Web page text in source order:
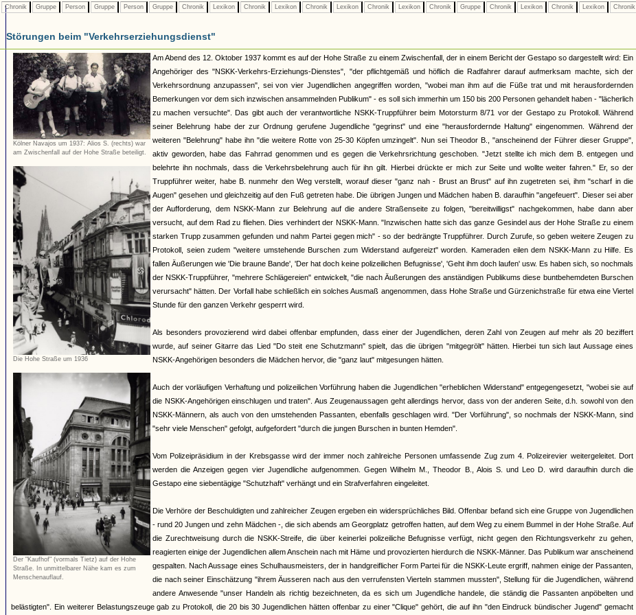
Chronik Gruppe Person Gruppe Person Gruppe Chronik Lexikon Chronik Lexikon Chronik Lexikon Chronik Lexikon Chronik Gruppe Chronik Lexikon Chronik Lexikon Chronik
Störungen beim "Verkehrserziehungsdienst"
Kölner Navajos um 1937: Alios S. (rechts) war
am Zwischenfall auf der Hohe Straße beteiligt.
Die Hohe Straße um 1936
Der "Kaufhof" (vormals Tietz) auf der Hohe
Straße. In unmittelbarer Nähe kam es zum
Menschenauflauf.
Am Abend des 12. Oktober 1937 kommt es auf der Hohe Straße zu einem Zwischenfall, der in einem Bericht der Gestapo so dargestellt wird: Ein
Angehöriger des "NSKK-Verkehrs-Erziehungs-Dienstes", "der pflichtgemäß und höflich die Radfahrer darauf aufmerksam machte, sich der
Verkehrsordnung anzupassen", sei von vier Jugendlichen angegriffen worden, "wobei man ihm auf die Füße trat und mit herausfordernden
Bemerkungen vor dem sich inzwischen ansammelnden Publikum" - es soll sich immerhin um 150 bis 200 Personen gehandelt haben - "lächerlich
zu machen versuchte". Das gibt auch der verantwortliche NSKK-Truppführer beim Motorsturm 8/71 vor der Gestapo zu Protokoll. Während
seiner Belehrung habe der zur Ordnung gerufene Jugendliche "gegrinst" und eine "herausfordernde Haltung" eingenommen. Während der
weiteren "Belehrung" habe ihn "die weitere Rotte von 25-30 Köpfen umzingelt". Nun sei Theodor B., "anscheinend der Führer dieser Gruppe",
aktiv geworden, habe das Fahrrad genommen und es gegen die Verkehrsrichtung geschoben. "Jetzt stellte ich mich dem B. entgegen und
belehrte ihn nochmals, dass die Verkehrsbelehrung auch für ihn gilt. Hierbei drückte er mich zur Seite und wollte weiter fahren." Er, so der
Truppführer weiter, habe B. nunmehr den Weg verstellt, worauf dieser "ganz nah - Brust an Brust" auf ihn zugetreten sei, ihm "scharf in die
Augen" gesehen und gleichzeitig auf den Fuß getreten habe. Die übrigen Jungen und Mädchen haben B. daraufhin "angefeuert". Dieser sei aber
der Aufforderung, dem NSKK-Mann zur Belehrung auf die andere Straßenseite zu folgen, "bereitwilligst" nachgekommen, habe dann aber
versucht, auf dem Rad zu fliehen. Dies verhindert der NSKK-Mann. "Inzwischen hatte sich das ganze Gesindel aus der Hohe Straße zu einem
starken Trupp zusammen gefunden und nahm Partei gegen mich" - so der bedrängte Truppführer. Durch Zurufe, so geben weitere Zeugen zu
Protokoll, seien zudem "weitere umstehende Burschen zum Widerstand aufgereizt" worden. Kameraden eilen dem NSKK-Mann zu Hilfe. Es
fallen Äußerungen wie 'Die braune Bande', 'Der hat doch keine polizeilichen Befugnisse', 'Geht ihm doch laufen' usw. Es haben sich, so nochmals
der NSKK-Truppführer, "mehrere Schlägereien" entwickelt, "die nach Äußerungen des anständigen Publikums diese buntbehemdeten Burschen
verursacht" hätten. Der Vorfall habe schließlich ein solches Ausmaß angenommen, dass Hohe Straße und Gürzenichstraße für etwa eine Viertel
Stunde für den ganzen Verkehr gesperrt wird.
Als besonders provozierend wird dabei offenbar empfunden, dass einer der Jugendlichen, deren Zahl von Zeugen auf mehr als 20 beziffert
wurde, auf seiner Gitarre das Lied "Do steit ene Schutzmann" spielt, das die übrigen "mitgegrölt" hätten. Hierbei tun sich laut Aussage eines
NSKK-Angehörigen besonders die Mädchen hervor, die "ganz laut" mitgesungen hätten.
Auch der vorläufigen Verhaftung und polizeilichen Vorführung haben die Jugendlichen "erheblichen Widerstand" entgegengesetzt, "wobei sie auf
die NSKK-Angehörigen einschlugen und traten". Aus Zeugenaussagen geht allerdings hervor, dass von der anderen Seite, d.h. sowohl von den
NSKK-Männern, als auch von den umstehenden Passanten, ebenfalls geschlagen wird. "Der Vorführung", so nochmals der NSKK-Mann, sind
"sehr viele Menschen" gefolgt, aufgefordert "durch die jungen Burschen in bunten Hemden".
Vom Polizeipräsidium in der Krebsgasse wird der immer noch zahlreiche Personen umfassende Zug zum 4. Polizeirevier weitergeleitet. Dort
werden die Anzeigen gegen vier Jugendliche aufgenommen. Gegen Wilhelm M., Theodor B., Alois S. und Leo D. wird daraufhin durch die
Gestapo eine siebentägige "Schutzhaft" verhängt und ein Strafverfahren eingeleitet.
Die Verhöre der Beschuldigten und zahlreicher Zeugen ergeben ein widersprüchliches Bild. Offenbar befand sich eine Gruppe von Jugendlichen
- rund 20 Jungen und zehn Mädchen -, die sich abends am Georgplatz getroffen hatten, auf dem Weg zu einem Bummel in der Hohe Straße. Auf
die Zurechtweisung durch die NSKK-Streife, die über keinerlei polizeiliche Befugnisse verfügt, nicht gegen den Richtungsverkehr zu gehen,
reagierten einige der Jugendlichen allem Anschein nach mit Häme und provozierten hierdurch die NSKK-Männer. Das Publikum war anscheinend
gespalten. Nach Aussage eines Schulhausmeisters, der in handgreiflicher Form Partei für die NSKK-Leute ergriff, nahmen einige der Passanten,
die nach seiner Einschätzung "ihrem Äusseren nach aus den verrufensten Vierteln stammen mussten", Stellung für die Jugendlichen, während
andere Anwesende "unser Handeln als richtig bezeichneten, da es sich um Jugendliche handele, die ständig die Passanten anpöbelten und
belästigten". Ein weiterer Belastungszeuge gab zu Protokoll, die 20 bis 30 Jugendlichen hätten offenbar zu einer "Clique" gehört, die auf ihn "den Eindruck bündischer Jugend" gemacht